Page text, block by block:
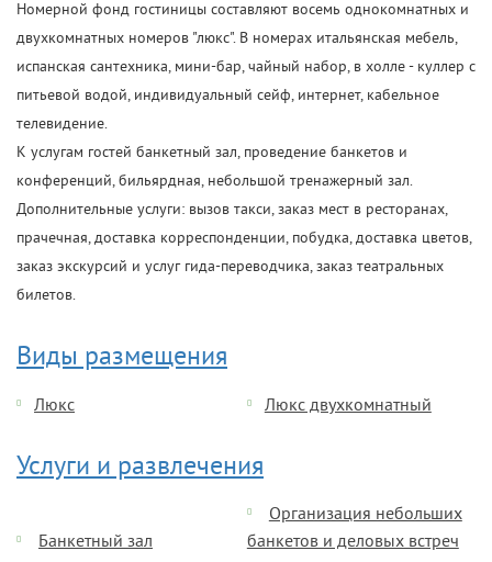
Номерной фонд гостиницы составляют восемь однокомнатных и
двухкомнатных номеров "люкс". В номерах итальянская мебель,
испанская сантехника, мини-бар, чайный набор, в холле - куллер с
питьевой водой, индивидуальный сейф, интернет, кабельное
телевидение.
К услугам гостей банкетный зал, проведение банкетов и
конференций, бильярдная, небольшой тренажерный зал.
Дополнительные услуги: вызов такси, заказ мест в ресторанах,
прачечная, доставка корреспонденции, побудка, доставка цветов,
заказ экскурсий и услуг гида-переводчика, заказ театральных
билетов.
Виды размещения
Люкс Люкс двухкомнатный
Услуги и развлечения
Банкетный зал
Организация небольших
банкетов и деловых встреч